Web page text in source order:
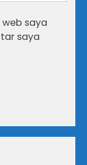
saya
saya